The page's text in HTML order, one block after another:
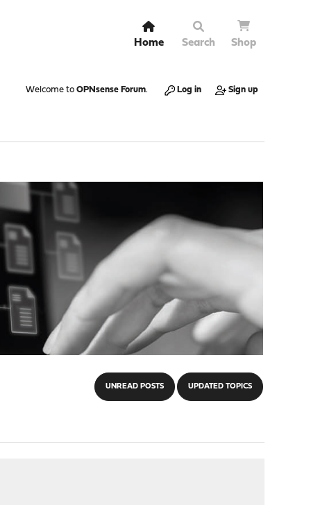
Home Search Shop
Welcome to OPNsense Forum. Log in Sign up
UNREAD POSTS UPDATED TOPICS